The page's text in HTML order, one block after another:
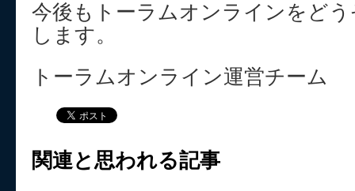
今後もトーラムオンラインをど
します。
トーラムオンライン運営チーム
関連と思われる記事